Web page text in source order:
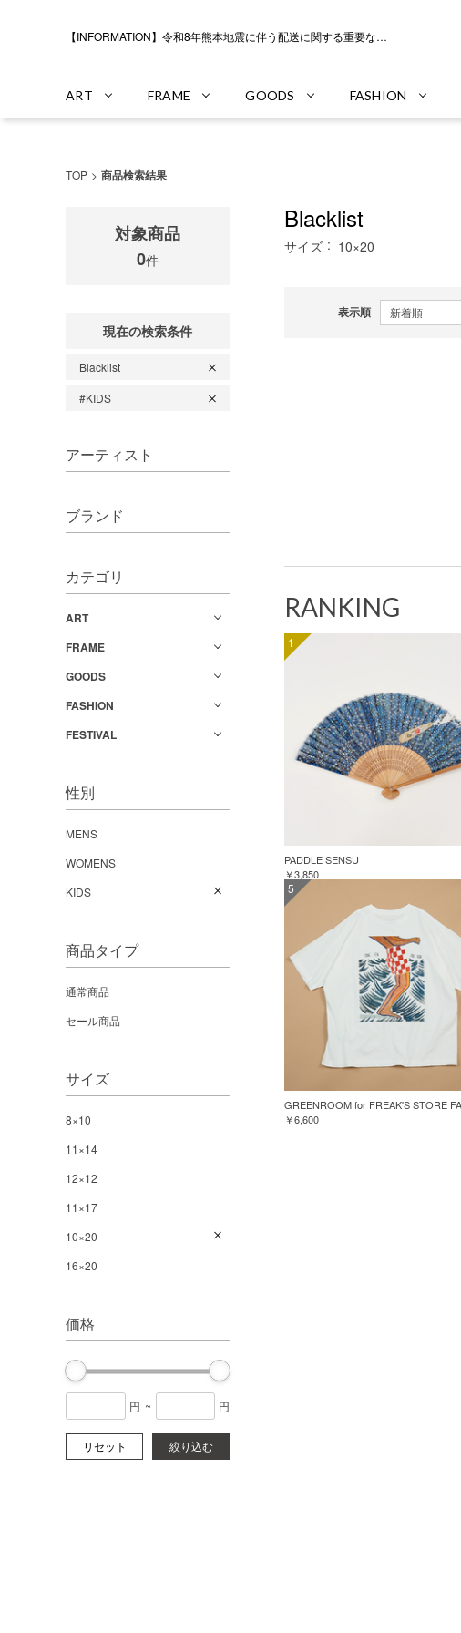
【INFORMATION】令和8年熊本地震に伴う配送に関する重要なお知らせ
ART FRAME GOODS FASHION
TOP 商品検索結果
対象商品
0件
現在の検索条件
Blacklist
#KIDS
アーティスト
ブランド
カテゴリ
ART
FRAME
GOODS
FASHION
FESTIVAL
性別
MENS
WOMENS
KIDS
商品タイプ
通常商品
セール商品
サイズ
8×10
11×14
12×12
11×17
10×20
16×20
価格
円 ~ 円
リセット 絞り込む
Blacklist
サイズ 10×20
表示順
RANKING
1
PADDLE SENSU
￥3,850
5
￥6,600